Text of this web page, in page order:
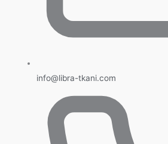
info@libra-tkani.com